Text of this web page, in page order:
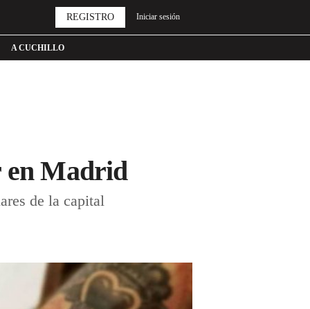
A CUCHILLO
REGISTRO Iniciar sesión
en Madrid
de la capital